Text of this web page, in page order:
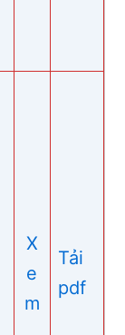
X
e
m
Tải
pdf